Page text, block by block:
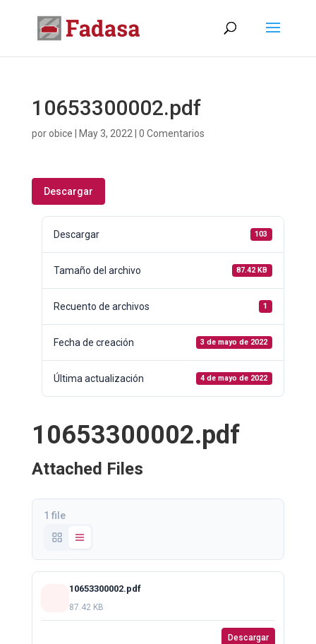
10653300002.pdf
porobice May 3, 2022 0 Comentarios
Descargar
Descargar 103
Tamaño del archivo 87.42 KB
Recuento de archivos 1
Fecha de creación 3 de mayo de 2022
Última actualización 4 de mayo de 2022
10653300002.pdf
Attached Files
1 file
10653300002.pdf
87.42 KB
Descargar